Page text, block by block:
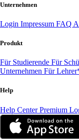
Unternehmen
Login Impressum FAQ
Produkt
Für Studierende Für
Unternehmen Für
Help
Help CenterPremium